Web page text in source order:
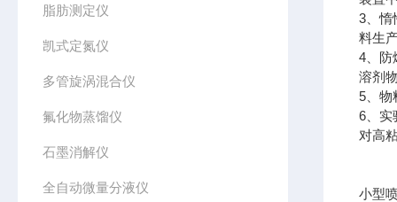
脂肪测定仪
凯式定氮仪
多管旋涡混合仪
氟化物蒸馏仪
石墨消解仪
全自动微量分液仪
3、惰
料生
4、防
溶剂
5、物
6、实
对高
小型